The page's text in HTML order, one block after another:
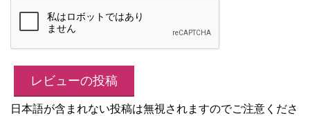
日本語が含まれない投稿は無視されますのでご注意くださ